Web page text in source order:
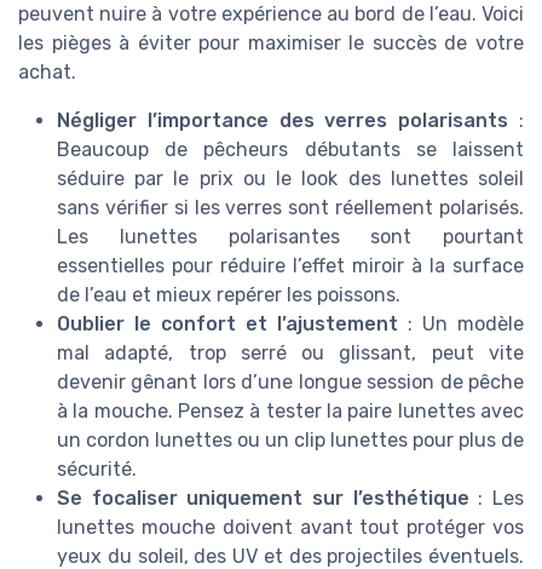
peuvent nuire à votre expérience au bord de l’eau. Voici
les pièges à éviter pour maximiser le succès de votre
achat.
Négliger l’importance des verres polarisants :
Beaucoup de pêcheurs débutants se laissent
séduire par le prix ou le look des lunettes soleil
sans vérifier si les verres sont réellement polarisés.
Les lunettes polarisantes sont pourtant
essentielles pour réduire l’effet miroir à la surface
de l’eau et mieux repérer les poissons.
Oublier le confort et l’ajustement : Un modèle
mal adapté, trop serré ou glissant, peut vite
devenir gênant lors d’une longue session de pêche
à la mouche. Pensez à tester la paire lunettes avec
un cordon lunettes ou un clip lunettes pour plus de
sécurité.
Se focaliser uniquement sur l’esthétique : Les
lunettes mouche doivent avant tout protéger vos
yeux du soleil, des UV et des projectiles éventuels.